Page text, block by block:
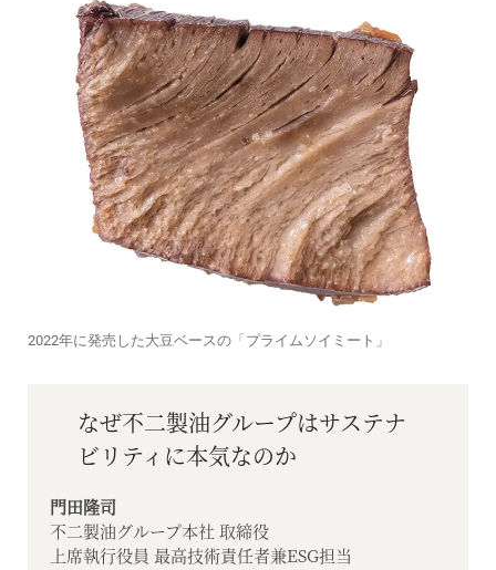
2022年に発売した大豆ベースの「プライムソイミート」
なぜ不二製油グループはサステナ
ビリティに本気なのか
門田隆司
不二製油グループ本社 取締役
上席執行役員 最高技術責任者兼ESG担当